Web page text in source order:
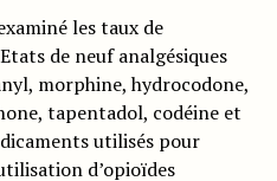
les taux de
de neuf analgésiques
morphine, hydrocodone,
tapentadol, codéine et
utilisés pour
d’opioïdes